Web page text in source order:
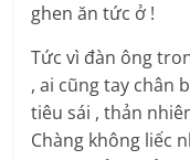
ghen ăn tức ở !
Tức vì đàn ông
, ai cũng tay chân
tiêu sái , thản
Chàng không liếc